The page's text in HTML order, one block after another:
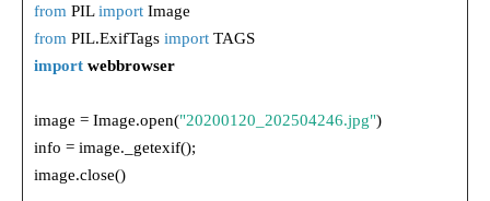
from PILimport Image
from PIL.ExifTags import TAGS
import webbrowser
image = Image.open("20200120_202504246.jpg")
info = image._getexif();
image.close()